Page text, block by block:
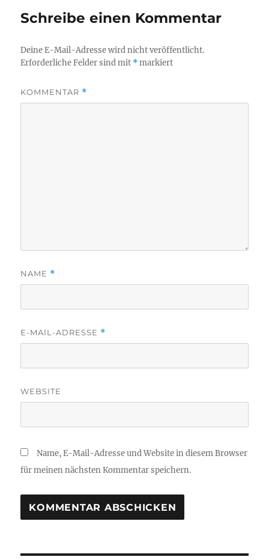
Schreibe einen Kommentar
Deine E-Mail-Adresse wird nicht veröffentlicht.
Erforderliche Felder sind mit *markiert
KOMMENTAR *
NAME *
E-MAIL-ADRESSE *
WEBSITE
Name, E-Mail-Adresse und Website in diesem Browser
für meinen nächsten Kommentar speichern.